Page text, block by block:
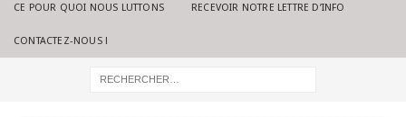
CE POUR QUOI NOUS LUTTONS RECEVOIR NOTRE LETTRE D’INFO
CONTACTEZ-NOUS !